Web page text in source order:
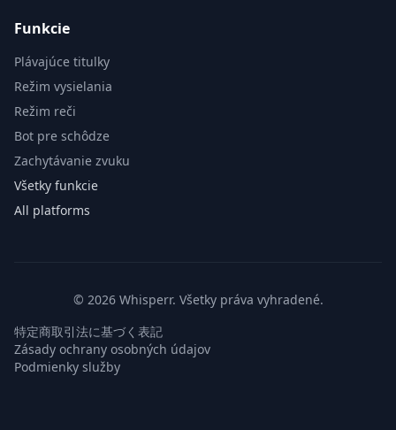
Funkcie
Plávajúce titulky
Režim vysielania
Režim reči
Bot pre schôdze
Zachytávanie zvuku
Všetky funkcie
All platforms
© 2026 Whisperr. Všetky práva vyhradené.
特定商取引法に基づく表記
Zásady ochrany osobných údajov
Podmienky služby